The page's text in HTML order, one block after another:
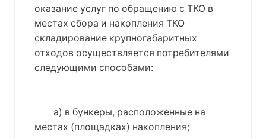
оказание услуг по обращению с ТКО в
местах сбора и накопления ТКО
складирование крупногабаритных
отходов осуществляется потребителями
следующими способами:
а) в бункеры, расположенные на
местах (площадках) накопления;